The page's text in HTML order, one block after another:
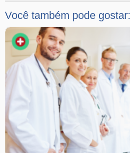
Você também pode gostar: